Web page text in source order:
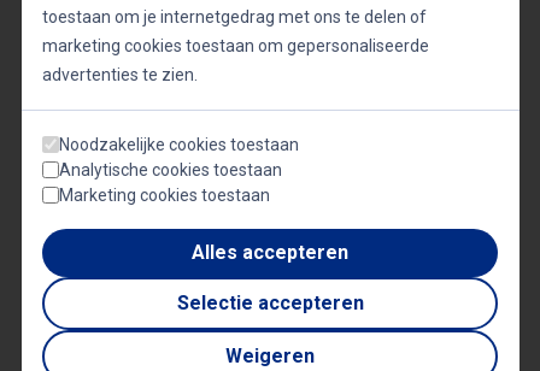
zullen geven aan de digitale wereld. Hij benadrukt
het belang van opkomende technologieën zoals
het Internet of Things (IoT), kunstmatige
intelligentie en blockchain, en hoe deze
technologieën de manier waarop we werken, leven
en met elkaar omgaan zullen transformeren.
De duurzaamheid van digitale
transformatie
toestaan om je internetgedrag met ons te delen of
marketing cookies toestaan om gepersonaliseerde
advertenties te zien.
Noodzakelijke cookies toestaan
Analytische cookies toestaan
Marketing cookies toestaan
Alles accepteren
Selectie accepteren
Weigeren